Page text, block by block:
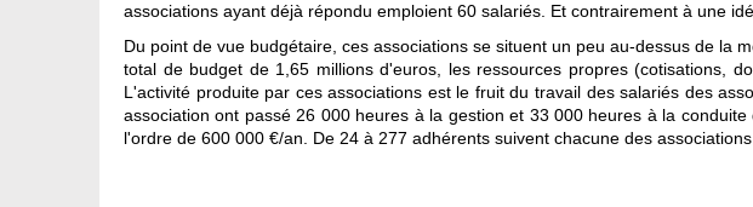
associations ayant déjà répondu emploient 60 salariés. Et contrairement à une
Du point de vue budgétaire, ces associations se situent un peu au-dessus de la
total de budget de 1,65 millions d'euros, les ressources propres (cotisations,
L'activité produite par ces associations est le fruit du travail des salariés des
association ont passé 26 000 heures à la gestion et 33 000 heures à la
l'ordre de 600 000 €/an. De 24 à 277 adhérents suivent chacune des